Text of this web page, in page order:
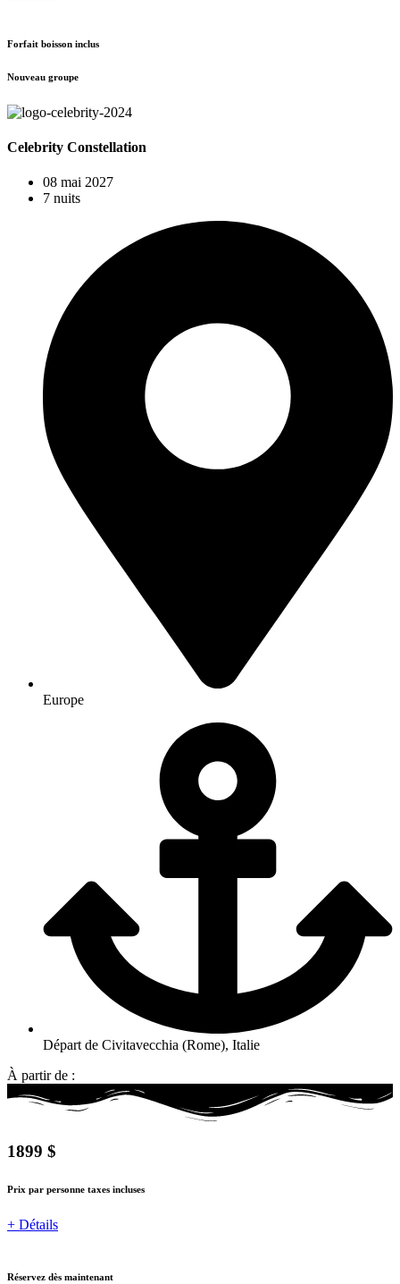
Forfait boisson inclus
Nouveau groupe
Celebrity Constellation
08 mai 2027
7 nuits
Europe
Départ de Civitavecchia (Rome), Italie
À partir de :
1899 $
Prix par personne taxes incluses
+ Détails
Réservez dès maintenant